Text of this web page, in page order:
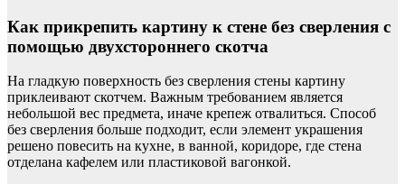
Как прикрепить картину к стене без сверления с
помощью двухстороннего скотча
На гладкую поверхность без сверления стены картину
приклеивают скотчем. Важным требованием является
небольшой вес предмета, иначе крепеж отвалиться. Способ
без сверления больше подходит, если элемент украшения
решено повесить на кухне, в ванной, коридоре, где стена
отделана кафелем или пластиковой вагонкой.